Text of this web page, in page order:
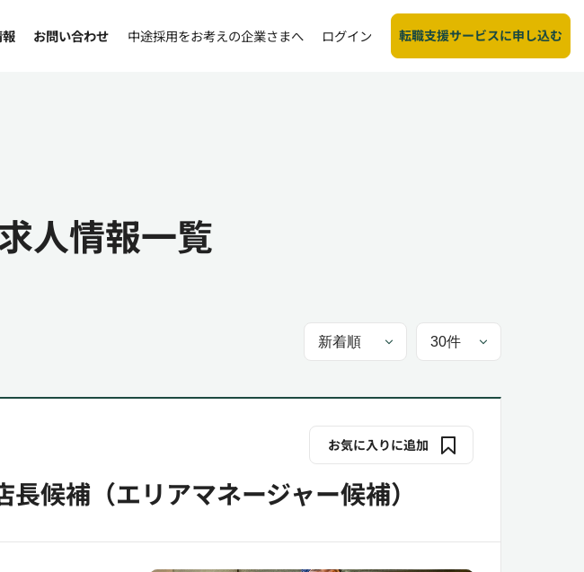
報 お問い合わせ 中途採用をお考えの企業さまへ ログイン 転職支援サービスに申し込む
人情報一覧
長候補（エリアマネージャー候補）
お気に入りに追加